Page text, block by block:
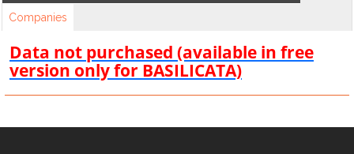
Companies
Data not purchased (available in free
version only for BASILICATA)